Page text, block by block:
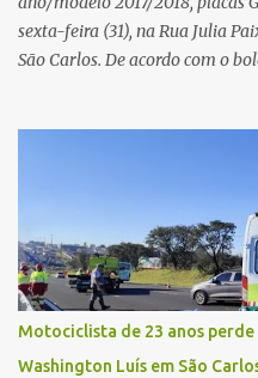
sexta-feira (31), na Rua Julia
São Carlos. De acordo com o
permaneceu com a chave de
cerca de dez minutos para
que o automóvel havia
pelas imediações, mas não
Conforme o boletim, um
relatou ter visto a Spin
Motociclista de 23 anos
Washington Luís em São